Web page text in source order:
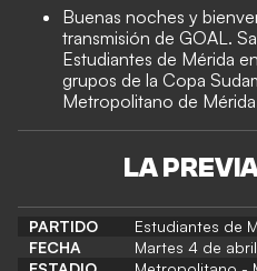
Buenas noches y
transmisión de GOAL.
Estudiantes de Mérida
grupos de la Copa
Metropolitano de
LA
PARTIDO
Estudiantes de
FECHA
Martes 4 de abril